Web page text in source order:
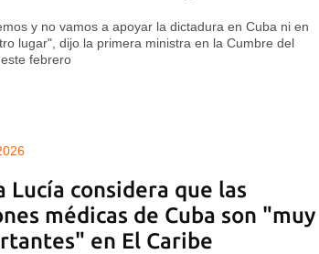
y no vamos a apoyar la dictadura en Cuba ni en
lugar", dijo la primera ministra en la Cumbre del
febrero
Lucía considera que las
médicas de Cuba son "muy
en El Caribe